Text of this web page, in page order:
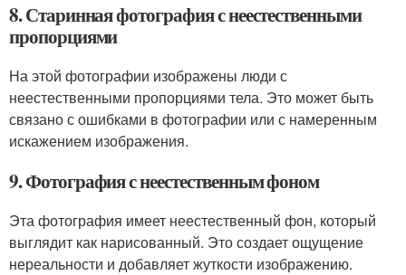
8. Старинная фотография с неестественными
пропорциями
На этой фотографии изображены люди с
неестественными пропорциями тела. Это может быть
связано с ошибками в фотографии или с намеренным
искажением изображения.
9. Фотография с неестественным фоном
Эта фотография имеет неестественный фон, который
выглядит как нарисованный. Это создает ощущение
нереальности и добавляет жуткости изображению.